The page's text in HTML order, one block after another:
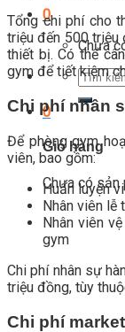
0
Chưa
Tìm
kiếm:
0
Giỏ hàng
Chưa có sản
Tổng chi phí cho
triệu đến 500
thiết bị. Có thể
gym để tiết kiệm
Chi phí nhân
Để phòng gym
viên, bao gồm:
Huấn luyện
Nhân viên lễ
Nhân viên
gym
Chi phí nhân sự
triệu đồng, tùy
Chi phí